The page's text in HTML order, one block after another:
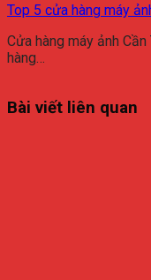
Top 5 cửa hàng máy
Cửa hàng máy ảnh
hàng…
Bài viết liên quan